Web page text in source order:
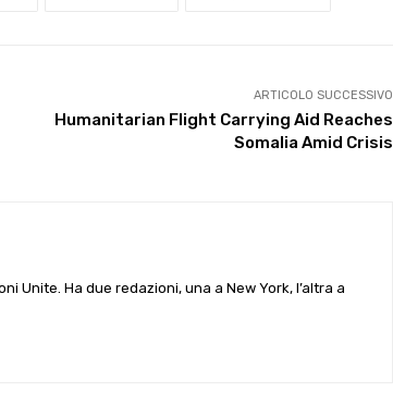
ARTICOLO SUCCESSIVO
Humanitarian Flight Carrying Aid Reaches
Somalia Amid Crisis
Unite. Ha due redazioni, una a New York, l’altra a